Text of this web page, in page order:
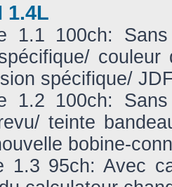
1.4L
1.1 100ch:
couleur
spécifique/
1.2 100ch:
teinte
bobine-
1.3 95ch: Avec